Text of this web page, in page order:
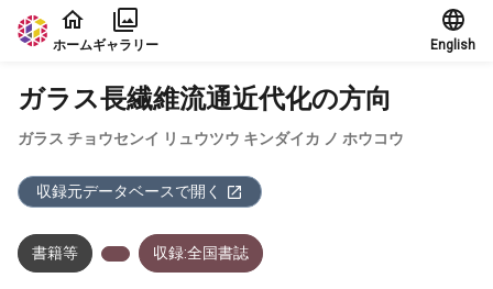
本文に飛ぶ
ホームギャラリー English
ガラス長繊維流通近代化の方向
ガラス チョウセンイ リュウツウ キンダイカ ノ ホウコウ
収録元データベースで開く
書籍等 収録:全国書誌